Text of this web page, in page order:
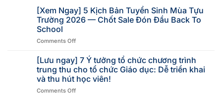
[Xem Ngay] 5 Kịch Bản Tuyển Sinh Mùa Tựu
Trường 2026 — Chốt Sale Đón Đầu Back To
School
Comments Off
[Lưu ngay] 7 Ý tưởng tổ chức chương trình
trung thu cho tổ chức Giáo dục: Dễ triển khai
và thu hút học viên!
Comments Off